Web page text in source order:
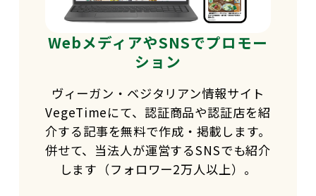
WebメディアやSNSでプロモー
ション
ヴィーガン・ベジタリアン情報サイト
VegeTimeにて、認証商品や認証店を紹
介する記事を無料で作成・掲載します。
併せて、当法人が運営するSNSでも紹介
します（フォロワー2万人以上）。